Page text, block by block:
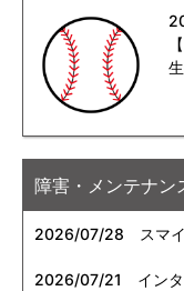
障害・メンテナン
2026/07/28 スマ
2026/07/21
インタ